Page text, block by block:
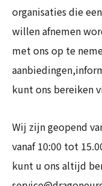
organisaties die
willen afnemen
met ons op te
kunt ons bereiken
Wij zijn geopend
vanaf 10:00 tot
kunt u ons altijd